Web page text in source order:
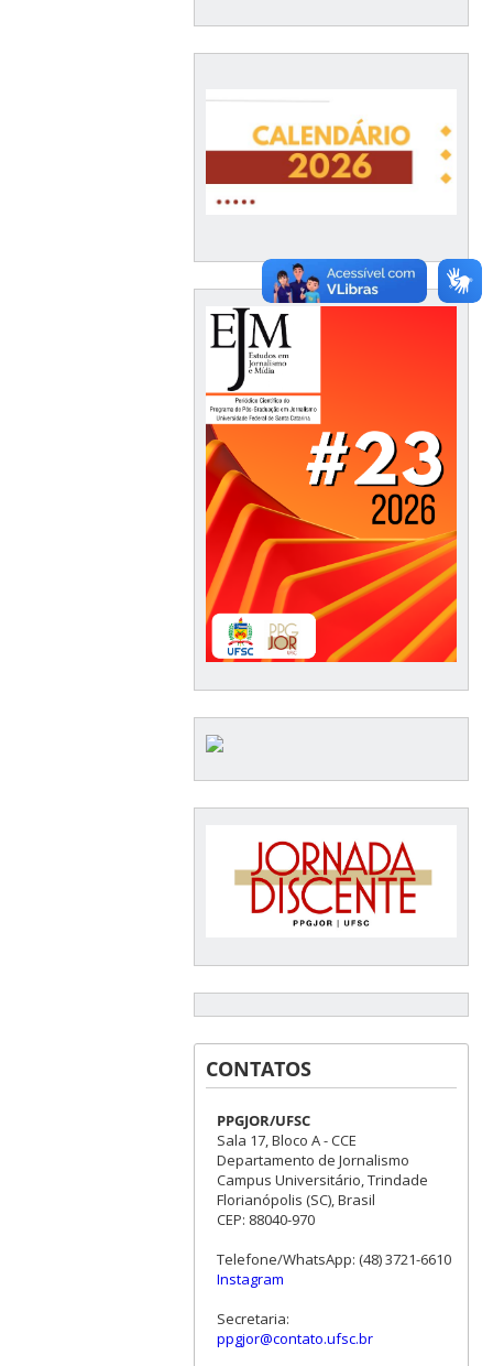
CONTATOS
PPGJOR/UFSC
Sala 17, Bloco A - CCE
Departamento de Jornalismo
Campus Universitário, Trindade
Florianópolis (SC), Brasil
CEP: 88040-970
Telefone/WhatsApp: (48) 3721-6610
Instagram
Secretaria:
ppgjor@contato.ufsc.br